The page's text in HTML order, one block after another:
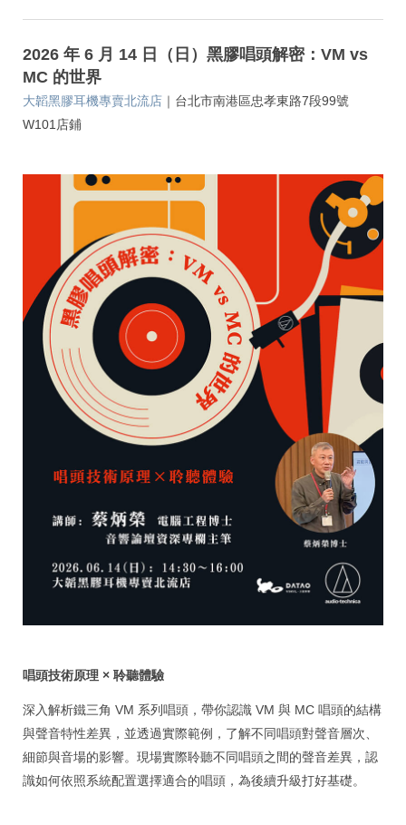
2026 年 6 月 14 日（日）黑膠唱頭解密：VM vs
MC 的世界
大韜黑膠耳機專賣北流店 ｜ 台北市南港區忠孝東路7段99號
W101店鋪
唱頭技術原理 × 聆聽體驗
深入解析鐵三角 VM 系列唱頭，帶你認識 VM 與 MC 唱頭的結構
與聲音特性差異，並透過實際範例，了解不同唱頭對聲音層次、
細節與音場的影響。現場實際聆聽不同唱頭之間的聲音差異，認
識如何依照系統配置選擇適合的唱頭，為後續升級打好基礎。